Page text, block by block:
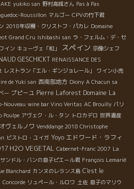
yukiko san 野村高城さん Pas à Pas
Roussillon マルゴー CPVの竹下君
2018年収穫・クリストフ・パカレ Domaine
Grand Cru Ishibashi san ラ・フェルム・デ・セ
イン キューヴェ「和」 スペイン 宗像シェフ
GESCHICKT RENAISSANCE DES
レストラン「エル・ギンジョレール」
ワイン小売
de Yuki san 西南部地方 Diony A Chacun sa
ー プピーユ Pierre Laforest Domaine La
Nouveau wine bar Vino Veritas AC Brouilly パリ
Poulpe アヴェク・ル・タン トロカデロ 世界遺産
ヴェルノワ Venddange 2018 Christophe
ビストロ・ユイガ Yoyo エドワード・ラフィ
H2O VEGETAL Cabernet-Franc 2007 La
ンドル・バンの息子ピエール君 François Lemarié
Blanchard カンヌのレランス島 C'est le
Concorde リュペール・ルロワ 土佐 息子のマリウ